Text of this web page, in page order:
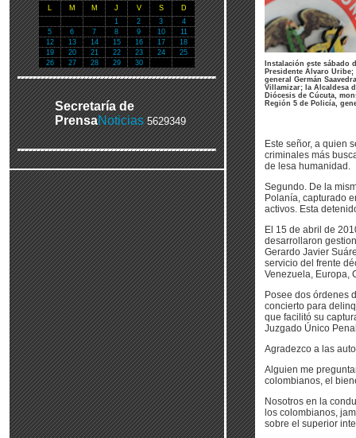
L M M J V S
D
1
2 3
4
5
6 7 8 9 10
11
12
13 14 15 16 17
18
19
20 21 22 23 24
25
26
27 28 29 30
Secretaría de
PrensaNoticias 5629349
Instalación este sábado
Presidente Álvaro
general Germán
Villamizar; la Alcaldesa
Diócesis de Cúcuta,
Región 5 de Policía,
Este señor, a quien
criminales más
de lesa humanidad.
Segundo. De la
Polanía, capturado
activos. Esta
El 15 de abril de
desarrollaron
Gerardo Javier
servicio del frente
Venezuela, Europa,
Posee dos órdenes
concierto para
que facilitó su
Juzgado Único
Agradezco a las
Alguien me
colombianos, el
Nosotros en la
los colombianos,
sobre el superior